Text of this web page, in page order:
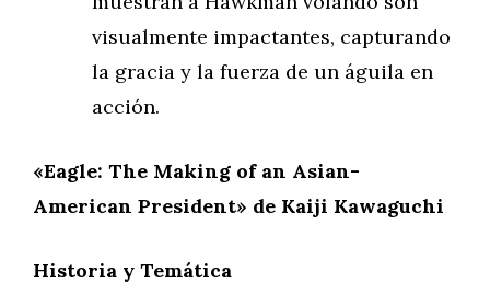
visualmente impactantes, capturando
la gracia y la fuerza de un águila en
acción.
«Eagle: The Making of an Asian-
American President» de Kaiji Kawaguchi
Historia y Temática